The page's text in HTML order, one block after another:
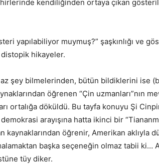
kendiliğinden ortaya çıkan
yapılabiliyor muymuş?” şaşkınlığı ve
hikayeler.
şey bilmelerinden, bütün bildiklerini ise
öğrenen “Çin uzmanları”nın
ortalığa döküldü. Bu tayfa konuyu Şi
arayışına hatta ikinci bir
öğrenir, Amerikan aklıyla
başka seçeneğin olmaz tabii ki…
tüy diker.